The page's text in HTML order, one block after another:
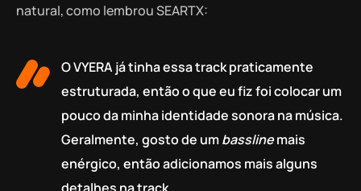
natural, como lembrou SEARTX:
O VYERA já tinha essa track praticamente
estruturada, então o que eu fiz foi colocar um
pouco da minha identidade sonora na música.
Geralmente, gosto de umbasslinemais
enérgico, então adicionamos mais alguns
detalhes na track.